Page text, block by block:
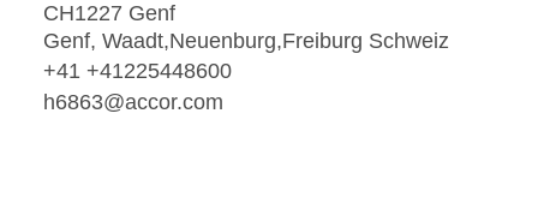
CH1227 Genf
Genf, Waadt,Neuenburg,Freiburg Schweiz
+41 +41225448600
h6863@accor.com